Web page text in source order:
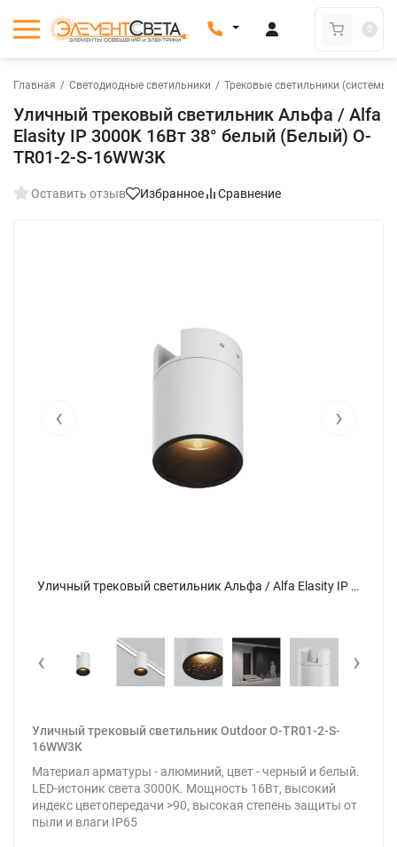
0
Главная / Светодиодные светильники / Трековые светильники (системы)
Уличный трековый светильник Альфа / Alfa
Elasity IP 3000K 16Вт 38° белый (Белый) O-
TR01-2-S-16WW3K
Оставить отзыв Избранное Сравнение
Уличный трековый светильник Альфа / Alfa Elasity IP 3000K 16Вт 38° белый (Белый) O-TR01-2-S-16WW3K - фото
‹ ›
‹ ›
Уличный трековый светильник Outdoor O-TR01-2-S-
16WW3K
Материал арматуры - алюминий, цвет - черный и белый.
LED-истоник света 3000К. Мощность 16Вт, высокий
индекс цветопередачи >90, высокая степень защиты от
пыли и влаги IP65